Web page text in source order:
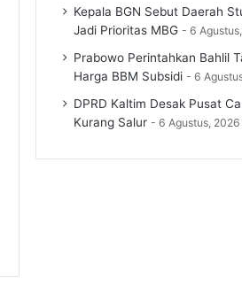
Kepala BGN Sebut Daerah
Jadi Prioritas MBG
6
Prabowo Perintahkan Bahlil
Harga BBM Subsidi
6
DPRD Kaltim Desak Pusat
Kurang Salur
6 Agustus, 2026